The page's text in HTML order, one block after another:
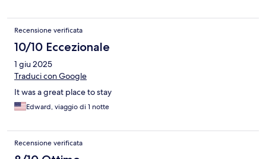
Recensione verificata
10/10 Eccezionale
1 giu 2025
Traduci con Google
It was a great place to stay
Edward, viaggio di 1 notte
Recensione verificata